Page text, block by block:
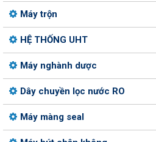
Máy trộn
HỆ THỐNG UHT
Máy nghành dược
Dây chuyền lọc nước RO
Máy màng seal